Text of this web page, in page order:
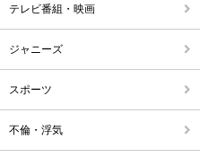
テレビ番組・映画
ジャニーズ
スポーツ
不倫・浮気